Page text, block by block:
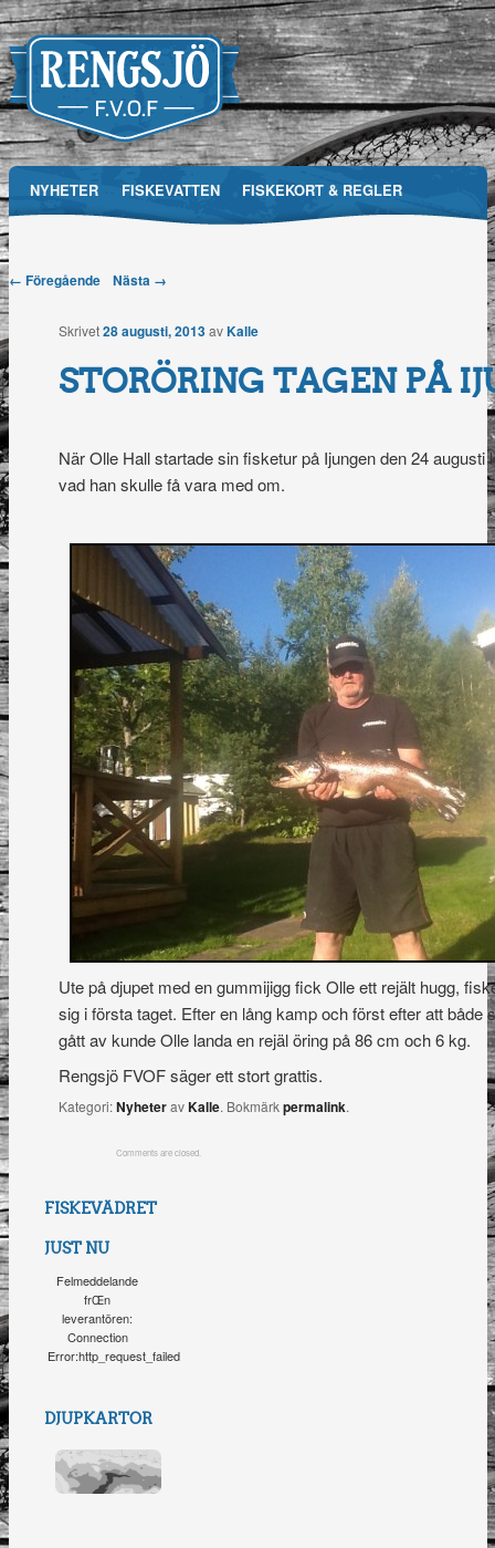
Main menu
Skip
NYHETER FISKEVATTEN FISKEKORT & REGLER
Fiskevårdsområdesförening
Post navigation
← Föregående Nästa →
STORÖRING TAGEN PÅ
Skrivet28 augusti, 2013 avKalle
När Olle Hall startade sin fisketur på Ijungen den 24 augusti
vad han skulle få vara med om.
Ute på djupet med en gummijigg fick Olle ett rejält hugg,
sig i första taget. Efter en lång kamp och först efter att både
gått av kunde Olle landa en rejäl öring på 86 cm och 6 kg.
Rengsjö FVOF säger ett stort grattis.
Kategori:NyheteravKalle. Bokmärkpermalink.
Comments are closed.
FISKEVÄDRET
JUST NU
Felmeddelande
frŒn
leverantören:
Connection
Error:http_request_failed
DJUPKARTOR